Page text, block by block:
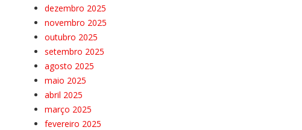
dezembro 2025
novembro 2025
outubro 2025
setembro 2025
agosto 2025
maio 2025
abril 2025
março 2025
fevereiro 2025